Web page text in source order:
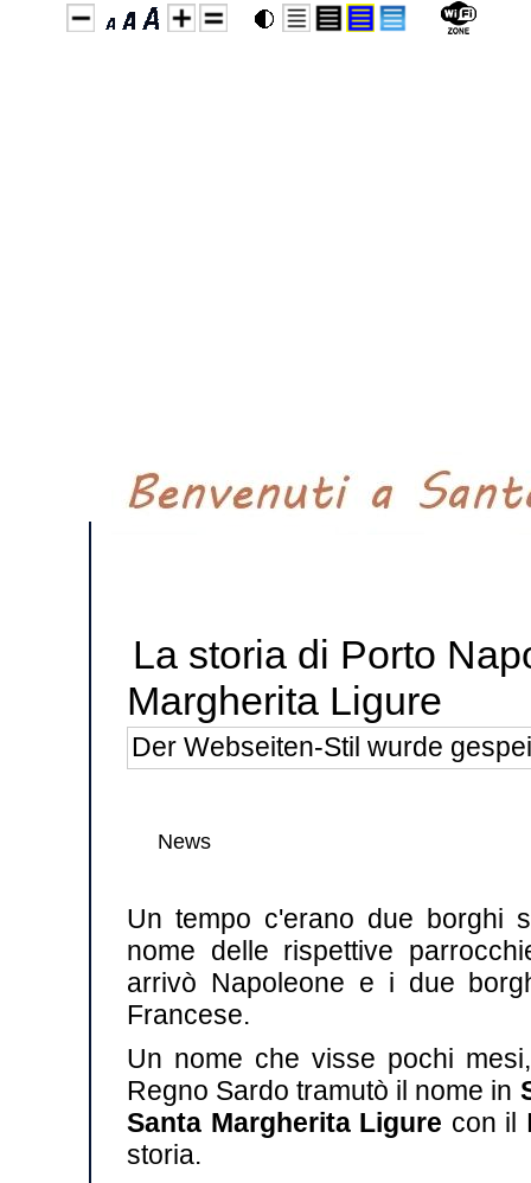
La storia di Porto
Margherita Ligure
Der Webseiten-Stil wurde
News
Un tempo c'erano due borghi
nome delle rispettive
arrivò Napoleone e i due
Francese.
Un nome che visse pochi
Regno Sardo tramutò il nome in
Santa Margherita Ligure con il
storia.